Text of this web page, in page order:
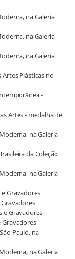
na Galeria
na Galeria
na Galeria
Artes Plásticas no
-
Artes - medalha de
na Galeria
da Coleção
na Galeria
e Gravadores
Gravadores
e Gravadores
Gravadores
Paulo, na
na Galeria